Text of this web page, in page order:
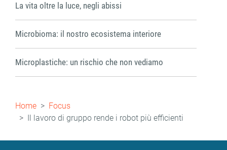
La vita oltre la luce, negli abissi
Microbioma: il nostro ecosistema interiore
Microplastiche: un rischio che non vediamo
Briciole
di
pane
Home
Focus
Il lavoro di gruppo rende i robot più efficienti